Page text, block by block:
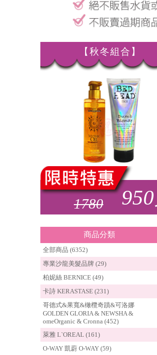
【秋冬組合】
1780 950
商品分類
全部商品 (6352)
專業沙龍美髮品牌 (29)
柏妮絲 BERNICE (49)
卡詩 KERASTASE (231)
哥德式&果寬&橄欖奇蹟&可洛娜
GOLDEN GLORIA & NEWSHA &
omeOrganic & Cronna (452)
萊雅 L`OREAL (161)
O-WAY 凱蔚 O-WAY (59)